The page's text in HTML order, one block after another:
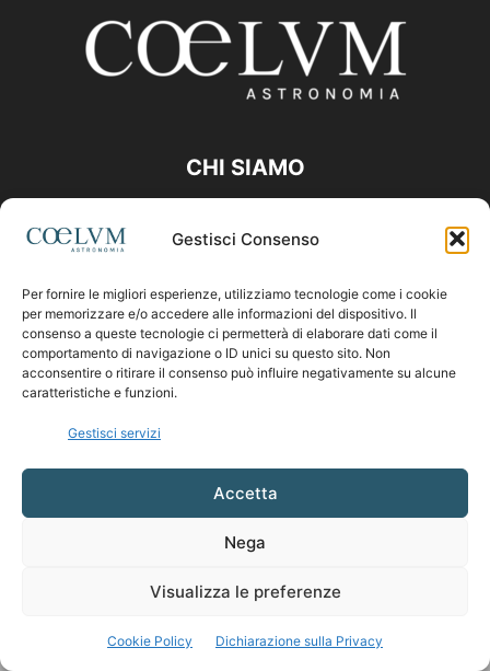
Gestisci Consenso
Per fornire le migliori esperienze, utilizziamo tecnologie come i cookie
per memorizzare e/o accedere alle informazioni del dispositivo. Il
consenso a queste tecnologie ci permetterà di elaborare dati come il
comportamento di navigazione o ID unici su questo sito. Non
acconsentire o ritirare il consenso può influire negativamente su alcune
caratteristiche e funzioni.
Gestisci servizi
Accetta
Nega
Visualizza le preferenze
Cookie Policy Dichiarazione sulla Privacy
CHI SIAMO
Contattaci:coelumastro@coelum.com
SEGUICI